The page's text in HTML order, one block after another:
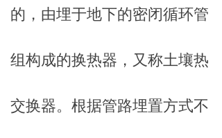
的，由埋于地下的密闭循环管
组构成的换热器，又称土壤热
交换器。根据管路埋置方式不